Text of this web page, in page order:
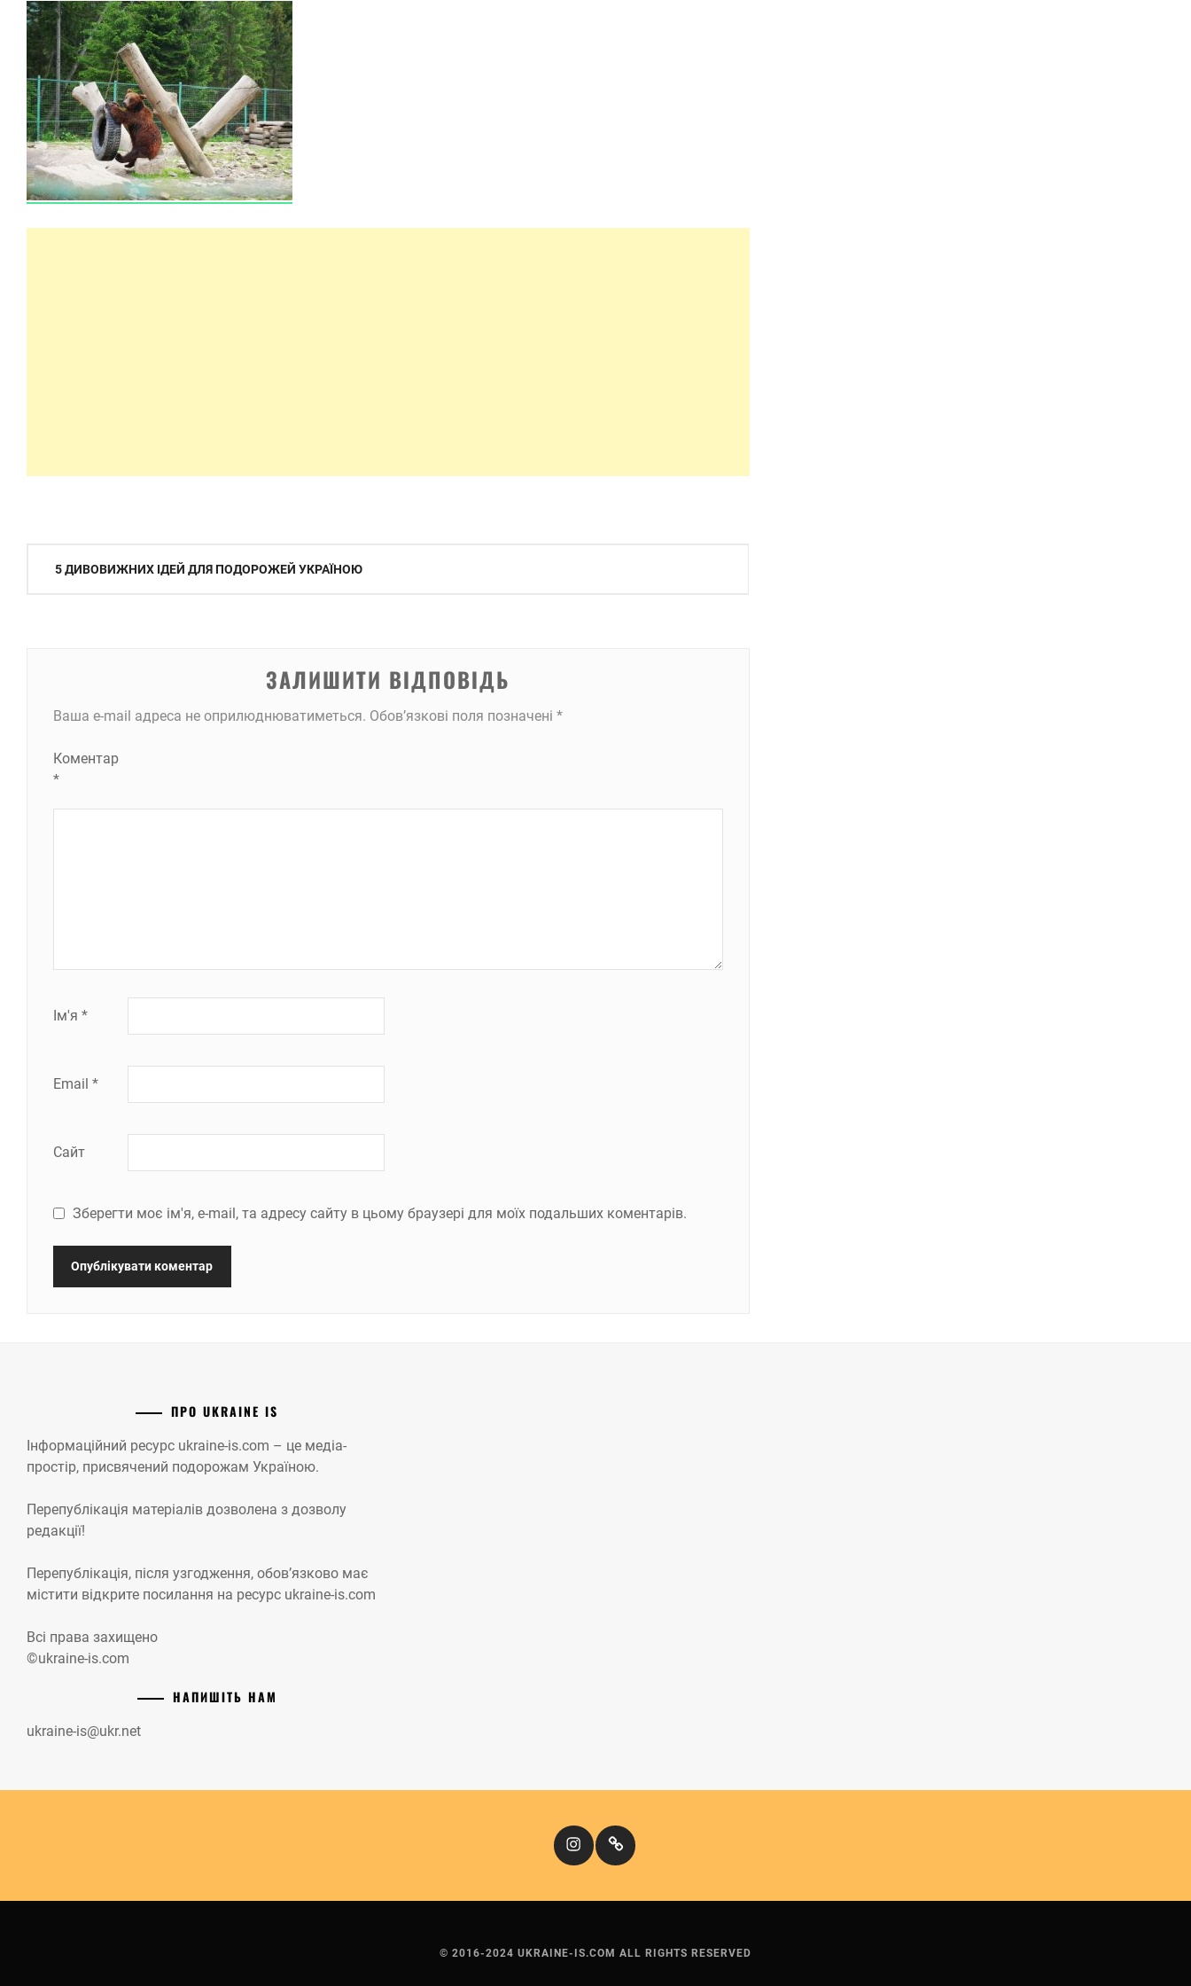
Навігація
5 ДИВОВИЖНИХ ІДЕЙ ДЛЯ ПОДОРОЖЕЙ УКРАЇНОЮ
ЗАЛИШИТИ ВІДПОВІДЬ
Ваша e-mail адреса не оприлюднюватиметься. Обов’язкові поля позначені *
Коментар
*
Ім'я *
Email *
Сайт
Зберегти моє ім'я, e-mail, та адресу сайту в цьому браузері для моїх подальших коментарів.
ПРО UKRAINE IS
Інформаційний ресурс ukraine-is.com – це медіа-
простір, присвячений подорожам Україною.
Перепублікація матеріалів дозволена з дозволу
редакції!
Перепублікація, після узгодження, обов’язково має
містити відкрите посилання на ресурс ukraine-is.com
Всі права захищено
©ukraine-is.com
НАПИШІТЬ НАМ
ukraine-is@ukr.net
InstagramКіномандри
© 2016-2024 UKRAINE-IS.COM ALL RIGHTS RESERVED